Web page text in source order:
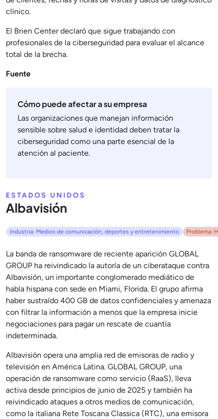
clínico.
El Brien Center declaró que sigue trabajando con
profesionales de la ciberseguridad para evaluar el alcance
total de la brecha.
Fuente
Cómo puede afectar a su empresa
Las organizaciones que manejan información
sensible sobre salud e identidad deben tratar la
ciberseguridad como una parte esencial de la
atención al paciente.
ESTADOS UNIDOS
Albavisión
Industria: Medios de comunicación, deportes y entretenimiento Problema:
La banda de ransomware de reciente aparición GLOBAL
GROUP ha reivindicado la autoría de un ciberataque contra
Albavisión, un importante conglomerado mediático de
habla hispana con sede en Miami, Florida. El grupo afirma
haber sustraído 400 GB de datos confidenciales y amenaza
con filtrar la información a menos que la empresa inicie
negociaciones para pagar un rescate de cuantía
indeterminada.
Albavisión opera una amplia red de emisoras de radio y
televisión en América Latina. GLOBAL GROUP, una
operación de ransomware como servicio (RaaS), lleva
activa desde principios de junio de 2025 y también ha
reivindicado ataques a otros medios de comunicación,
como la italiana Rete Toscana Classica (RTC), una emisora